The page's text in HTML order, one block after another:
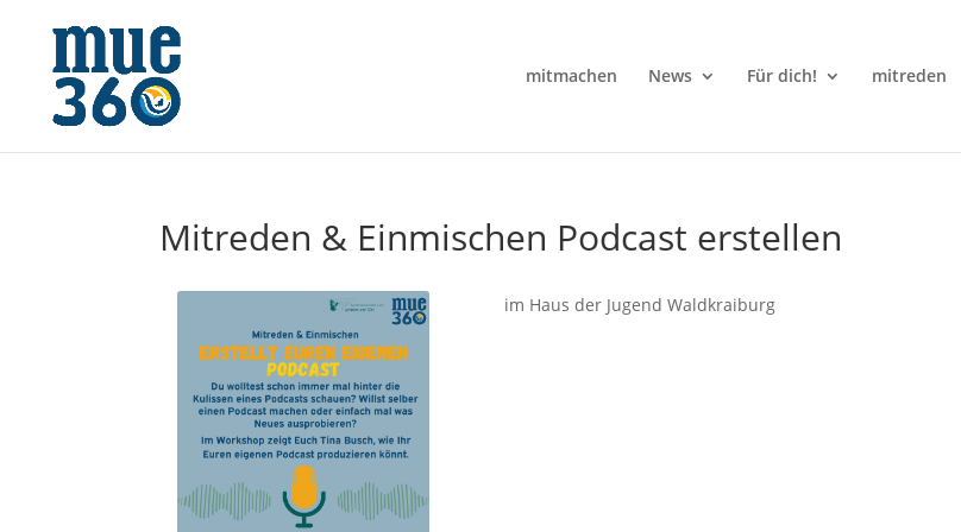
mitmachen News Für dich! mitreden
Mitreden & Einmischen Podcast erstellen
im Haus der Jugend Waldkraiburg